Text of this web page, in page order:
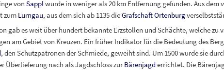
von Sappl wurde in weniger als 20 km Entfernung gefunden. Aus
zum Lurngau, aus dem sich ab 1135 dieGrafschaft Ortenburg
gab es weit über hundert bekannte Erzstollen und Schächte, welche
am Gebiet von Kreuzen. Ein früher Indikator für die Bedeutung des
, den Schutzpatronen der Schmiede, geweiht sind. Um 1500 wurde sie
Überlieferung nach als Jagdschloss zurBärenjagderrichtet. Die